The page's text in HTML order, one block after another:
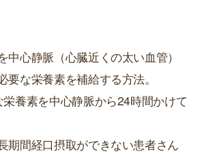
中心静脈（心臓近くの太い血管）
要な栄養素を補給する方法。
養素を中心静脈から24時間かけて
期間経口摂取ができない患者さん